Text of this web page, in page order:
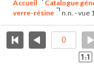
élévé
Accueil Catalogue
verre-résine
n.n. - vue